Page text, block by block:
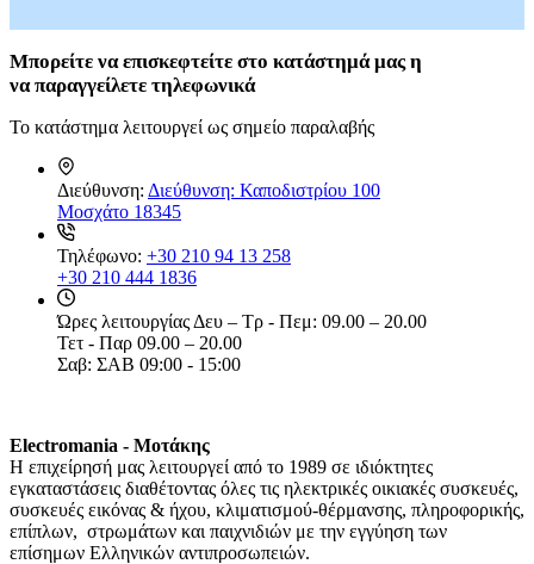
Μπορείτε να επισκεφτείτε στο κατάστημά μας η
ναπαραγγείλετε τηλεφωνικά
Το κατάστημα λειτουργεί ως σημείο παραλαβής
Διεύθυνση: Διεύθυνση: Καποδιστρίου 100
Μοσχάτο 18345
Τηλέφωνο: +30 210 94 13 258
+30 210 444 1836
Ώρες λειτουργίας Δευ – Τρ - Πεμ: 09.00 – 20.00
Τετ - Παρ 09.00 – 20.00
Σαβ: ΣΑΒ 09:00 - 15:00
Electromania - Μοτάκης
H επιχείρησή μας λειτουργεί από το 1989 σε ιδιόκτητες
εγκαταστάσεις διαθέτοντας όλες τις ηλεκτρικές οικιακές συσκευές,
συσκευές εικόνας & ήχου, κλιματισμού-θέρμανσης, πληροφορικής,
επίπλων, στρωμάτων και παιχνιδιών με την εγγύηση των
επίσημων Ελληνικών αντιπροσωπειών.